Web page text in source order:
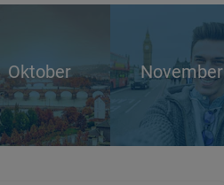
Oktober November